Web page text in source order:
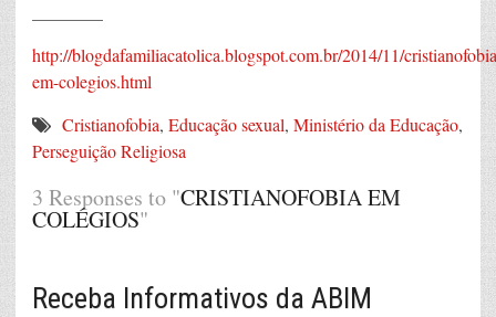
http://blogdafamiliacatolica.blogspot.com.br/2014/11/
em-colegios.html
Cristianofobia, Educação sexual, Ministério da Educação,
Perseguição Religiosa
3 Responses to "CRISTIANOFOBIA EM
COLÉGIOS"
Receba Informativos da ABIM